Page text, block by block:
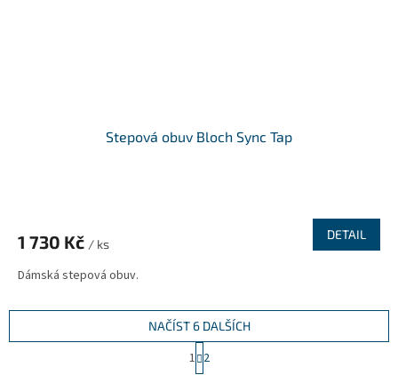
Stepová obuv Bloch Sync Tap
1 730 Kč / ks
DETAIL
Dámská stepová obuv.
NAČÍST 6 DALŠÍCH
S
t
1 2